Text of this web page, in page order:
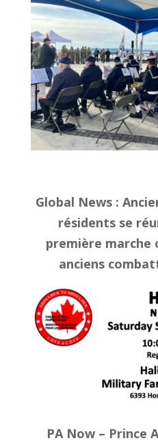
Global News :
résidents se
première marche
anciens
PA Now – Prince